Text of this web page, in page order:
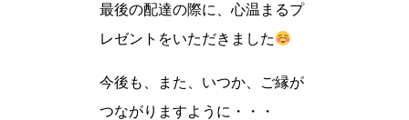
最後の配達の際に、心温まるプ
レゼントをいただきました
今後も、また、いつか、ご縁が
つながりますように・・・